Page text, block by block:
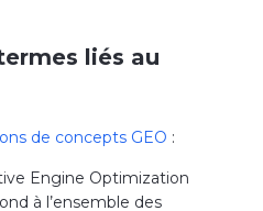
liés au
de concepts GEO :
Engine Optimization
à l’ensemble des